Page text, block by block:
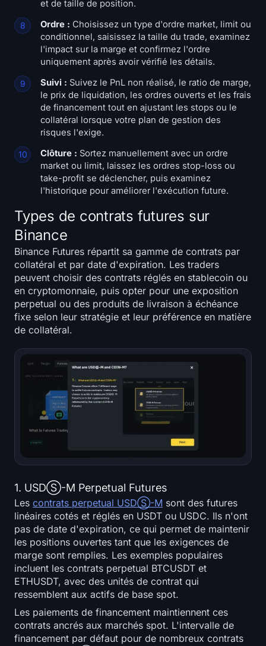
et de taille de position.
Ordre : Choisissez un type d'ordre market, limit ou
conditionnel, saisissez la taille du trade, examinez
l'impact sur la marge et confirmez l'ordre
uniquement après avoir vérifié les détails.
Suivi : Suivez le PnL non réalisé, le ratio de marge,
le prix de liquidation, les ordres ouverts et les frais
de financement tout en ajustant les stops ou le
collatéral lorsque votre plan de gestion des
risques l'exige.
Clôture : Sortez manuellement avec un ordre
market ou limit, laissez les ordres stop-loss ou
take-profit se déclencher, puis examinez
l'historique pour améliorer l'exécution future.
Types de contrats futures sur
Binance
Binance Futures répartit sa gamme de contrats par
collatéral et par date d'expiration. Les traders
peuvent choisir des contrats réglés en stablecoin ou
en cryptomonnaie, puis opter pour une exposition
perpetual ou des produits de livraison à échéance
fixe selon leur stratégie et leur préférence en matière
de collatéral.
1. USDⓈ-M Perpetual Futures
Les contrats perpetual USDⓈ-M sont des futures
linéaires cotés et réglés en USDT ou USDC. Ils n'ont
pas de date d'expiration, ce qui permet de maintenir
les positions ouvertes tant que les exigences de
marge sont remplies. Les exemples populaires
incluent les contrats perpetual BTCUSDT et
ETHUSDT, avec des unités de contrat qui
ressemblent aux actifs de base spot.
Les paiements de financement maintiennent ces
contrats ancrés aux marchés spot. L'intervalle de
financement par défaut pour de nombreux contrats